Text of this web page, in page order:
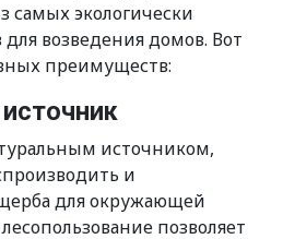
самых экологически
возведения домов. Вот
преимуществ:
источником,
и
для окружающей
позволяет